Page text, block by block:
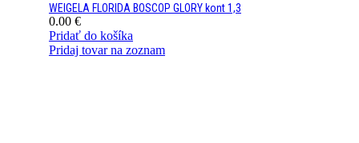
WEIGELA FLORIDA BOSCOP GLORY kont 1,3
0.00 €
Pridať do košíka
Pridaj tovar na zoznam